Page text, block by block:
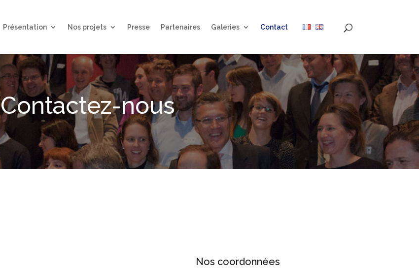
Présentation Nos projets Presse Partenaires Galeries Contact
Contactez-nous
Nos coordonnées